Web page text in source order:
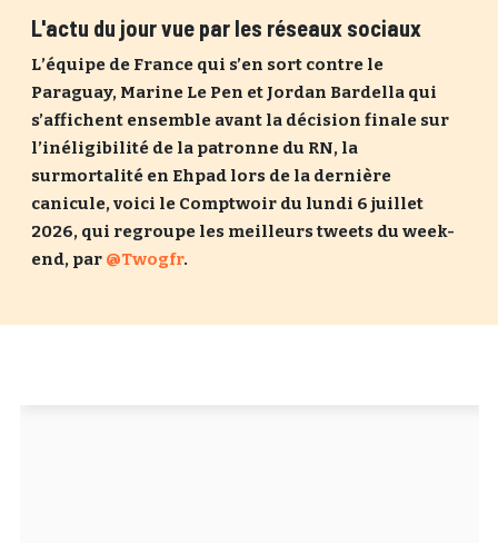
L'actu du jour vue par les réseaux sociaux
L’équipe de France qui s’en sort contre le
Paraguay, Marine Le Pen et Jordan Bardella qui
s’affichent ensemble avant la décision finale sur
l’inéligibilité de la patronne du RN, la
surmortalité en Ehpad lors de la dernière
canicule, voici le Comptwoir du lundi 6 juillet
2026, qui regroupe les meilleurs tweets du week-
end, par @Twogfr.
PASSWORD*
JE M'INSCRIS
MOT DE PASSE Mot de passe perdu ?
CONNEXION
Ma propre sélection
M'INSCRIRE
ME CONNECTER
Un Thread